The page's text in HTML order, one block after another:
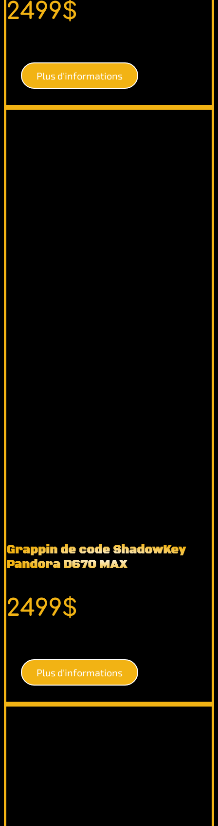
2499$
Plus d'informations
Grappin de code ShadowKey
Pandora D670 MAX
2499$
Plus d'informations